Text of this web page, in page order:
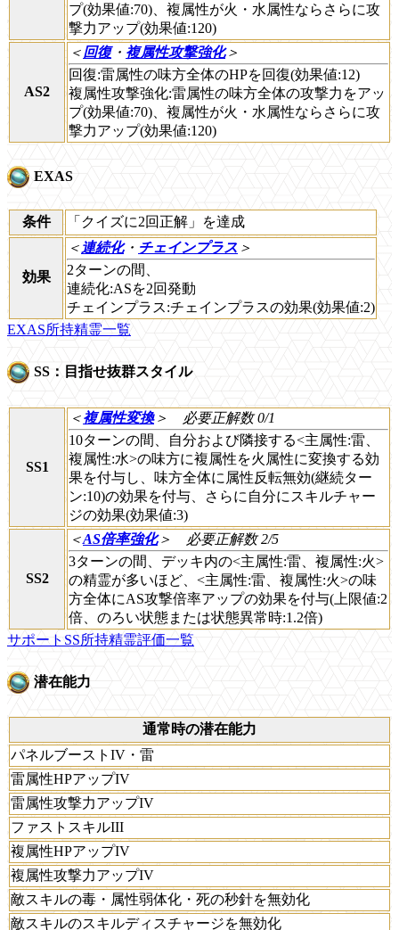
プ(効果値:70)、複属性が火・水属性ならさらに攻
撃力アップ(効果値:120)
AS2
＜回復・ 複属性攻撃強化＞
回復:雷属性の味方全体のHPを回復(効果値:12)
複属性攻撃強化:雷属性の味方全体の攻撃力をアッ
プ(効果値:70)、複属性が火・水属性ならさらに攻
撃力アップ(効果値:120)
EXAS
条件 「クイズに2回正解」を達成
効果
＜ 連続化・ チェインプラス ＞
2ターンの間、
連続化:ASを2回発動
チェインプラス:チェインプラスの効果(効果値:2)
EXAS所持精霊一覧
SS：目指せ抜群スタイル
SS1
＜複属性変換＞
必要正解数 0/1
10ターンの間、自分および隣接する<主属性:雷、
複属性:水>の味方に複属性を火属性に変換する効
果を付与し、味方全体に属性反転無効(継続ター
ン:10)の効果を付与、さらに自分にスキルチャー
ジの効果(効果値:3)
SS2
＜AS倍率強化＞
必要正解数 2/5
3ターンの間、デッキ内の<主属性:雷、複属性:火>
の精霊が多いほど、<主属性:雷、複属性:火>の味
方全体にAS攻撃倍率アップの効果を付与(上限値:2
倍、のろい状態または状態異常時:1.2倍)
サポートSS所持精霊評価一覧
潜在能力
通常時の潜在能力
パネルブーストIV・雷
雷属性HPアップIV
雷属性攻撃力アップIV
ファストスキルIII
複属性HPアップIV
複属性攻撃力アップIV
敵スキルの毒・属性弱体化・死の秒針を無効化
敵スキルのスキルディスチャージを無効化